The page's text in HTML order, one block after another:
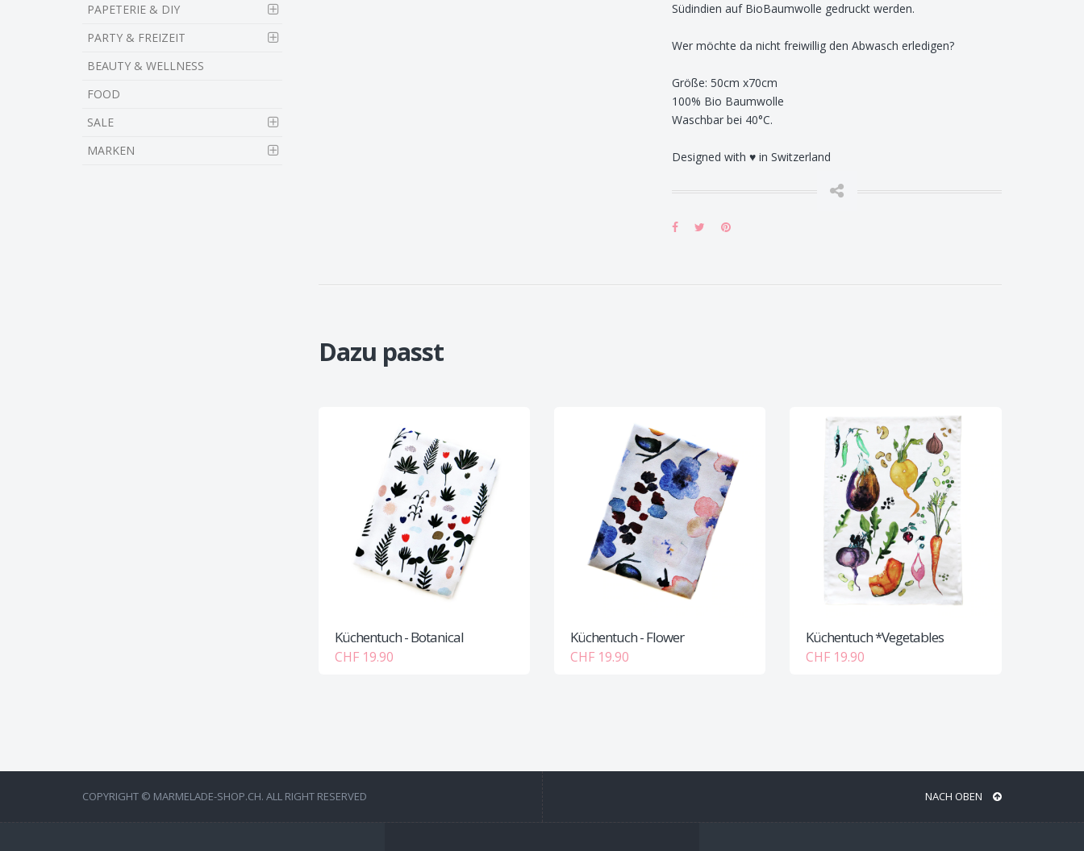
PAPETERIE & DIY
PARTY & FREIZEIT
BEAUTY & WELLNESS
FOOD
SALE
MARKEN
Südindien auf BioBaumwolle gedruckt werden.
Wer möchte da nicht freiwillig den Abwasch erledigen?
Größe: 50cm x70cm
100% Bio Baumwolle
Waschbar bei 40°C.
Designed with ♥ in Switzerland
Dazu passt
Küchentuch - Botanical
CHF 19.90
Küchentuch - Flower
CHF 19.90
Küchentuch *Vegetables
CHF 19.90
COPYRIGHT © MARMELADE-SHOP.CH. ALL RIGHT RESERVED NACH OBEN